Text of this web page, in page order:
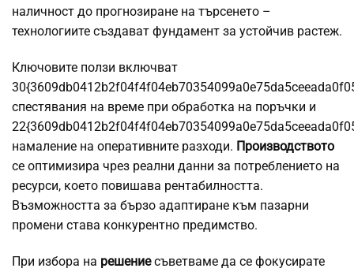
наличност до прогнозиране на търсенето –
технологиите създават фундамент за устойчив растеж.
Ключовите ползи включват
спестявания на време при обработка на поръчки и
намаление на оперативните разходи. Производството
се оптимизира чрез реални данни за потреблението на
ресурси, което повишава рентабилността.
Възможността за бързо адаптиране към пазарни
промени става конкурентно предимство.
При избора на решениесъветваме да се фокусирате